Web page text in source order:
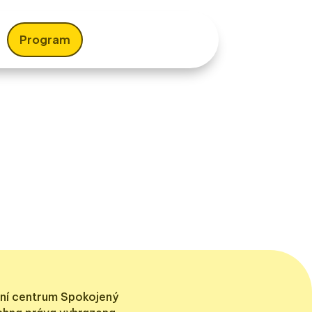
Program
centrum Spokojený